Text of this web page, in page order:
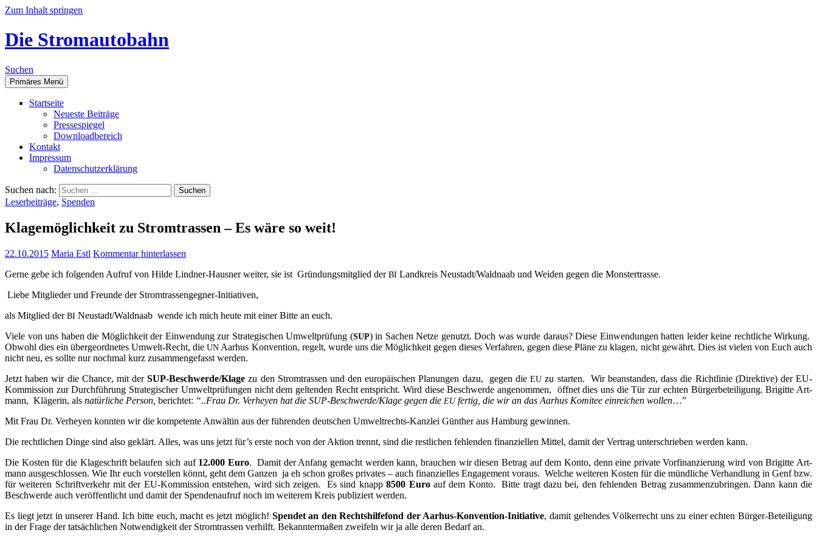
Zum Inhalt springen
Die Stromautobahn
Suchen
Primäres Menü
Start­sei­te
Neu­es­te Beiträge
Pres­se­spie­gel
Down­load­be­reich
Kon­takt
Impres­sum
Daten­schutz­er­klä­rung
Suchen nach:
Leserbeiträge, Spenden
Kla­ge­mög­lich­keit zu Strom­tras­sen – Es wäre so weit!
22.10.2015 Maria Estl Kommentar hinterlassen
Ger­ne gebe ich fol­gen­den Auf­ruf von Hil­de Lind­ner-Haus­ner wei­ter, sie ist Grün­dungs­mit­glied derBI Land­kreis Neustadt/Waldnaab und Wei­den gegen die Monstertrasse.
Lie­be Mit­glie­der und Freun­de der Stromtrassengegner-Initiativen,
als Mit­glied derBI Neustadt/Waldnaab wen­de ich mich heu­te mit einer Bit­te an euch.
Vie­le von uns haben die Mög­lich­keit der Ein­wen­dung zur Stra­te­gi­schen Umwelt­prü­fung (SUP) in Sachen Net­ze genutzt. Doch was wur­de dar­aus? Die­se Ein­wen­dun­gen hat­ten lei­der kei­ne recht­li­che Wir­kung.
Obwohl dies ein über­ge­ord­ne­tes Umwelt-Recht, dieUN Aar­hus Kon­ven­ti­on, regelt, wur­de uns die Mög­lich­keit gegen die­ses Ver­fah­ren, gegen die­se Plä­ne zu kla­gen, nicht gewährt. Dies ist vie­len von Euch auch
nicht neu, es soll­te nur noch­mal kurz zusam­men­ge­fasst werden.
Jetzt haben wir die Chan­ce, mit derSUP-Beschwer­de/Kla­gezu den Strom­tras­sen und den euro­päi­schen Pla­nun­gen dazu, gegen dieEU zu star­ten. Wir bean­stan­den, dass die Richt­li­nie (Direk­ti­ve) der EU-
Kom­mis­si­on zur Durch­füh­rung Stra­te­gi­scher Umwelt­prü­fun­gen nicht dem gel­ten­den Recht ent­spricht. Wird die­se Beschwer­de ange­nom­men, öff­net dies uns die Tür zur ech­ten Bür­ger­be­tei­li­gung. Bri­git­te Art­
mann, Klä­ge­rin, als natür­li­che Per­son, berich­tet: “..Frau Dr. Ver­he­yen hat die SUP-Beschwer­de/Kla­ge gegen die EUfer­tig, die wir an das Aar­hus Komi­tee ein­rei­chen wol­len…”
Mit Frau Dr. Ver­he­yen konn­ten wir die kom­pe­ten­te Anwäl­tin aus der füh­ren­den deut­schen Umwelt­rechts-Kanz­lei Gün­ther aus Ham­burg gewinnen.
Die recht­li­chen Din­ge sind also geklärt. Alles, was uns jetzt für’s ers­te noch von der Akti­on trennt, sind die rest­li­chen feh­len­den finan­zi­el­len Mit­tel, damit der Ver­trag unter­schrie­ben wer­den kann.
Die Kos­ten für die Kla­ge­schrift belau­fen sich auf 12.000 Euro. Damit der Anfang gemacht wer­den kann, brau­chen wir die­sen Betrag auf dem Kon­to, denn eine pri­va­te Vor­fi­nan­zie­rung wird von Bri­git­te Art­
mann aus­ge­schlos­sen. Wie Ihr euch vor­stel­len könnt, geht dem Gan­zen ja eh schon gro­ßes pri­va­tes – auch finan­zi­el­les Enga­ge­ment vor­aus. Wel­che wei­te­ren Kos­ten für die münd­li­che Ver­hand­lung in Genf bzw.
für wei­te­ren Schrift­ver­kehr mit der EU-Kom­mis­si­on ent­ste­hen, wird sich zei­gen. Es sind knapp8500 Euroauf dem Kon­to. Bit­te tragt dazu bei, den feh­len­den Betrag zusam­men­zu­brin­gen. Dann kann die
Beschwer­de auch ver­öf­fent­licht und damit der Spen­den­auf­ruf noch im wei­te­rem Kreis publi­ziert werden.
Es liegt jetzt in unse­rer Hand. Ich bit­te euch, macht es jetzt mög­lich! Spen­det an den Rechts­hil­fe­fond der Aar­hus-Kon­ven­ti­on-Initia­ti­ve, damit gel­ten­des Völ­ker­recht uns zu einer ech­ten Bür­ger-Betei­li­gung
in der Fra­ge der tat­säch­li­chen Not­wen­dig­keit der Strom­tras­sen ver­hilft. Bekann­ter­ma­ßen zwei­feln wir ja alle deren Bedarf an.